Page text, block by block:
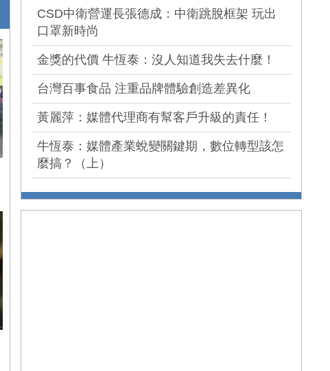
CSD中衛營運長張德成：中衛跳脫框架 玩出
口罩新時尚
金獎的代價 牛恆泰：沒人知道我失去什麼！
台灣百事食品 注重品牌體驗創造差異化
黃麗萍：媒體代理商有幫客戶升級的責任！
牛恆泰：媒體產業蛻變關鍵期，數位轉型該怎
麼搞？（上）